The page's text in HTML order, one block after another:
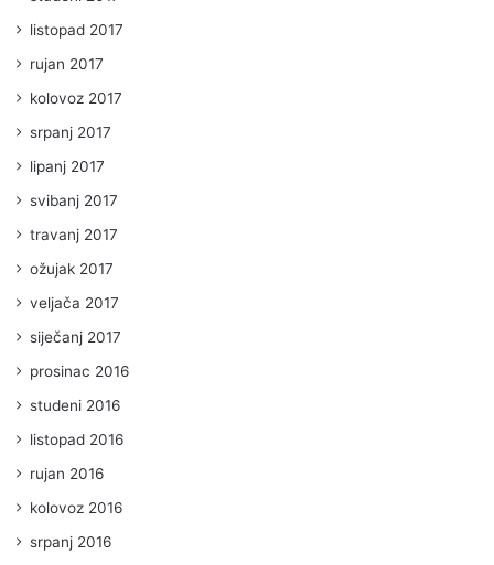
listopad 2017
rujan 2017
kolovoz 2017
srpanj 2017
lipanj 2017
svibanj 2017
travanj 2017
ožujak 2017
veljača 2017
siječanj 2017
prosinac 2016
studeni 2016
listopad 2016
rujan 2016
kolovoz 2016
srpanj 2016